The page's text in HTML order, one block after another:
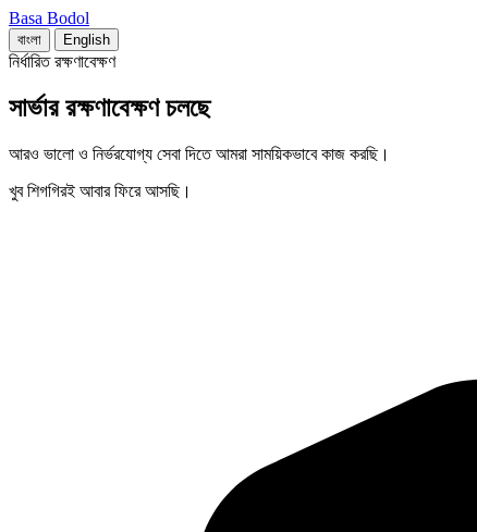
Basa Bodol
বাংলা English
নির্ধারিত রক্ষণাবেক্ষণ
সার্ভার রক্ষণাবেক্ষণ চলছে
আরও ভালো ও নির্ভরযোগ্য সেবা দিতে আমরা সাময়িকভাবে কাজ করছি।
খুব শিগগিরই আবার ফিরে আসছি।